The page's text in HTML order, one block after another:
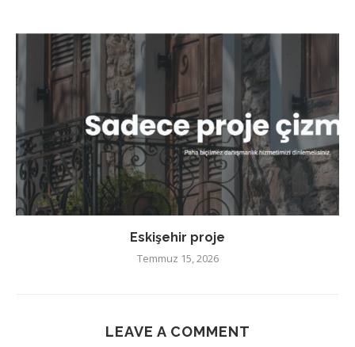
Eskişehir proje
Temmuz 15, 2026
LEAVE A COMMENT